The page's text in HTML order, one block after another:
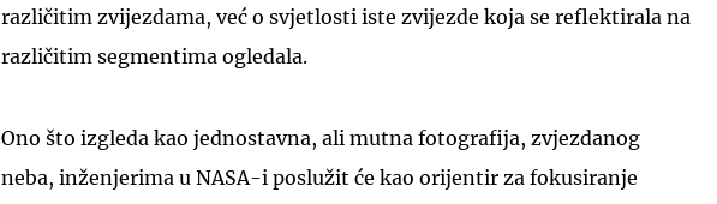
različitim zvijezdama, već o svjetlosti iste zvijezde koja se reflektirala na
različitim segmentima ogledala.
Ono što izgleda kao jednostavna, ali mutna fotografija, zvjezdanog
neba, inženjerima u NASA-i poslužit će kao orijentir za fokusiranje